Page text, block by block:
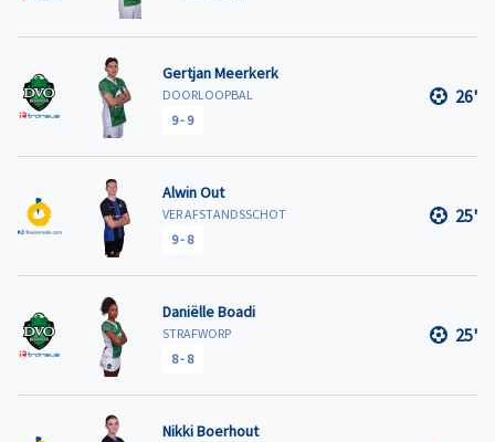
Gertjan Meerkerk
DOORLOOPBAL
9- 9
26'
Alwin Out
VER AFSTANDSSCHOT
9- 8
25'
Daniëlle Boadi
STRAFWORP
8- 8
25'
Nikki Boerhout